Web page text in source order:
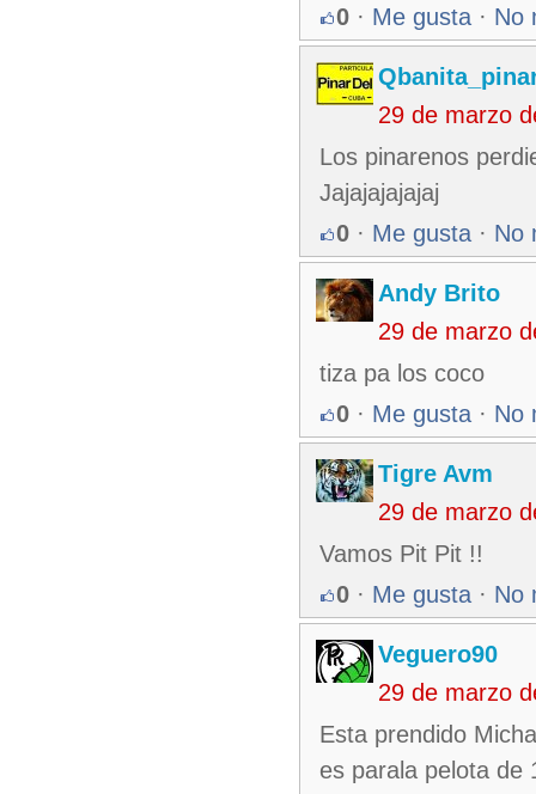
0 · Me gusta · No
29 de marzo
Los pinarenos
Jajajajajajaj
0 · Me gusta · No
Andy Brito
29 de marzo
tiza pa los coco
0 · Me gusta · No
Tigre Avm
29 de marzo
Vamos Pit Pit !!
0 · Me gusta · No
Veguero90
29 de marzo
Esta prendido
es parala pelota de